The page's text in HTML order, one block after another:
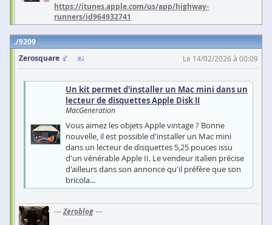
https://itunes.apple.com/us/app/highway-
runners/id964932741
9209
Zerosquare
Le 14/02/2026 à 00:09
Un kit permet d'installer un Mac mini dans un
lecteur de disquettes Apple Disk II
MacGeneration
Vous aimez les objets Apple vintage ? Bonne
nouvelle, il est possible d'installer un Mac mini
dans un lecteur de disquettes 5,25 pouces issu
d'un vénérable Apple II. Le vendeur italien précise
d'ailleurs dans son annonce qu'il préfère que son
bricola...
—Zeroblog—